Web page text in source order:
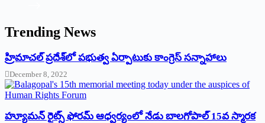
Trending News
‌హ్రిమాచల్‌ ‌ప్రదేశ్‌లో పభుత్వ ఏర్పాటుకు కాంగ్రెస్‌ ‌సన్నాహాలు
December 8, 2022
హ్యూమన్‌ రైట్స్‌ ఫోరమ్‌ ఆధ్వర్యంలో నేడు బాలగోపాల్‌ 15వ స్మారక